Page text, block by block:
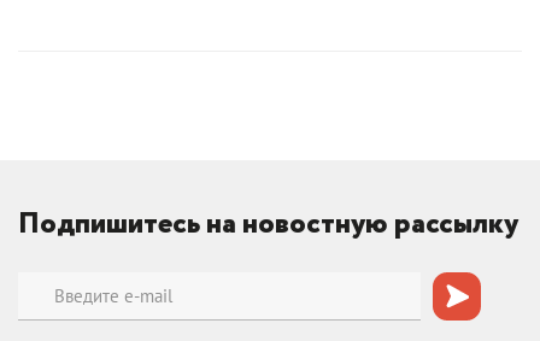
Подпишитесь на новостную рассылку